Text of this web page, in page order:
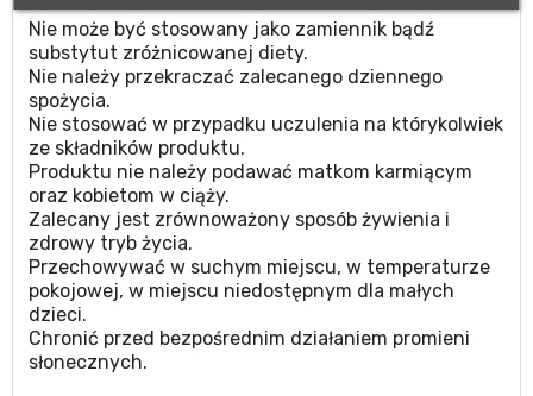
Nie może być stosowany jako zamiennik bądź
substytut zróżnicowanej diety.
Nie należy przekraczać zalecanego dziennego
spożycia.
Nie stosować w przypadku uczulenia na którykolwiek
ze składników produktu.
Produktu nie należy podawać matkom karmiącym
oraz kobietom w ciąży.
Zalecany jest zrównoważony sposób żywienia i
zdrowy tryb życia.
Przechowywać w suchym miejscu, w temperaturze
pokojowej, w miejscu niedostępnym dla małych
dzieci.
Chronić przed bezpośrednim działaniem promieni
słonecznych.